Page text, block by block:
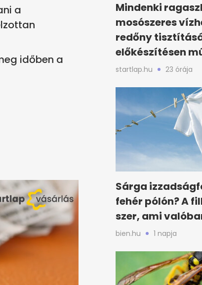
a
időben a
Mindenki
mosószeres
redőny
előkészítésen
startlap.hu 23 órája
Sárga
fehér pólón? A
szer, ami
bien.hu 1 napja